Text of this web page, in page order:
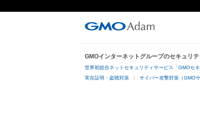
GMOインターネットグループのセキュリ
世界初総合ネットセキュリティサービス「GMOセキ
実在証明・盗聴対策 サイバー攻撃対策（GMO